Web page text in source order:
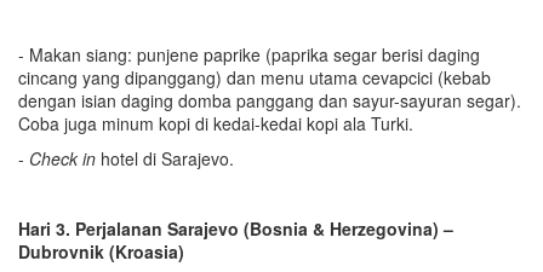
- Makan siang: punjene paprike (paprika segar berisi daging
cincang yang dipanggang) dan menu utama cevapcici (kebab
dengan isian daging domba panggang dan sayur-sayuran segar).
Coba juga minum kopi di kedai-kedai kopi ala Turki.
- Check in hotel di Sarajevo.
Hari 3. Perjalanan Sarajevo (Bosnia & Herzegovina) –
Dubrovnik (Kroasia)